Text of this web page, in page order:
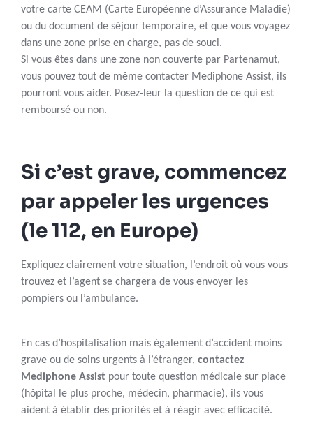
votre carte CEAM (Carte Européenne d’Assurance Maladie)
ou du document de séjour temporaire, et que vous voyagez
dans une zone prise en charge, pas de souci.
Si vous êtes dans une zone non couverte par Partenamut,
vous pouvez tout de même contacter Mediphone Assist, ils
pourront vous aider. Posez-leur la question de ce qui est
remboursé ou non.
Si c’est grave, commencez
par appeler les urgences
(le 112, en Europe)
Expliquez clairement votre situation, l’endroit où vous vous
trouvez et l’agent se chargera de vous envoyer les
pompiers ou l’ambulance.
En cas d’hospitalisation mais également d’accident moins
grave ou de soins urgents à l’étranger, contactez
Mediphone Assist pour toute question médicale sur place
(hôpital le plus proche, médecin, pharmacie), ils vous
aident à établir des priorités et à réagir avec efficacité.